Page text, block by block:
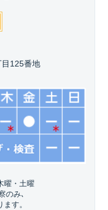
125番地
曜・土曜
のみ､
す。